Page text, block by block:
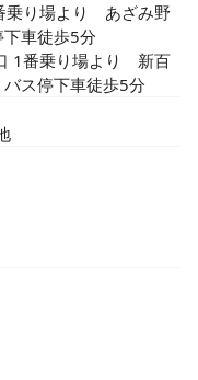
乗り場より　あざみ野
車徒歩5分
1番乗り場より　新百
ス停下車徒歩5分